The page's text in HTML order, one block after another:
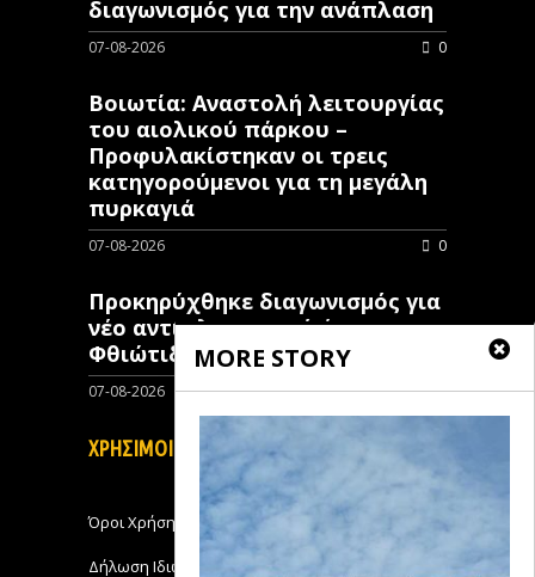
MORE STORY
διαγωνισμός για την ανάπλαση
07-08-2026 0
Βοιωτία: Αναστολή λειτουργίας
του αιολικού πάρκου –
Προφυλακίστηκαν οι τρεις
κατηγορούμενοι για τη μεγάλη
πυρκαγιά
07-08-2026 0
Προκηρύχθηκε διαγωνισμός για
νέo αντιπλημμυρικό έργο στη
Φθιώτιδα
07-08-2026 0
ΧΡΗΣΙΜΟΙ ΣΥΝΔΕΣΜΟΙ
Όροι Χρήσης
Δήλωση Ιδιωτικότητας